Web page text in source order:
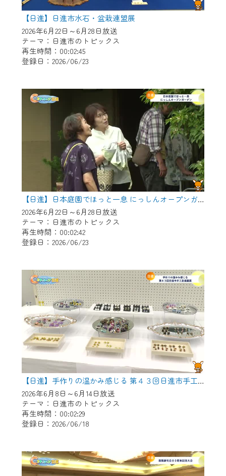
【日進】日進市水石・盆栽連盟展
2026年6月22日～6月28日放送
テーマ：日進市のトピックス
再生時間：00:02:45
登録日：2026/06/23
【日進】日本庭園でほっと一息 にっしんオープンガーデン
2026年6月22日～6月28日放送
テーマ：日進市のトピックス
再生時間：00:02:42
登録日：2026/06/23
【日進】手作りの温かみ感じる 第４３回日進市手工芸連盟展
2026年6月8日～6月14日放送
テーマ：日進市のトピックス
再生時間：00:02:29
登録日：2026/06/18
＜メンテナンス情報＞
CCNetWebTVのリニューアルにともないメ
ンテナンス作業を予定しています。
日時 9/24 9:30～16:30
作業の間は、CCNetWebTVの画面が「メン
テナンス中」になり、ご利用いただけませ
ご不便をおかけいたしますが、ご了承の程
よろしくお願いいたします。